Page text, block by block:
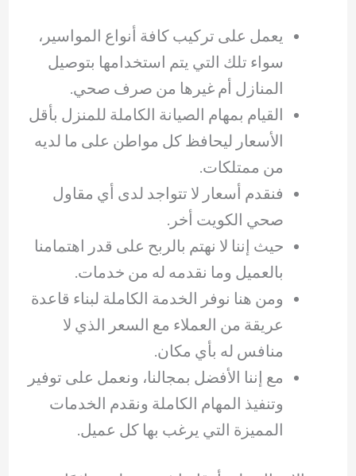
يعمل على تركيب كافة أنواع المواسير،
سواء تلك التي يتم استخدامها بتوصيل
المنازل أم غيرها من صرف صحي.
القيام بمهام الصيانة الكاملة للمنزل بأقل
الأسعار ليحافظ كل مواطن على ما لديه
من ممتلكات.
فنقدم أسعار لا تتواجد لدى أي مقاول
صحي الكويت أخر.
حيث إننا لا نهتم بالربح على قدر اهتمامنا
بالعميل وما نقدمه له من خدمات.
ومن هنا نوفر الخدمة الكاملة لبناء قاعدة
عريقة من العملاء مع السعر الذي لا
منافس له بأي مكان.
مع إننا الأفضل بمجالنا، ونعمل على توفير
وتنفيذ المهام الكاملة ونقدم الخدمات
المميزة التي يرغب بها كل عميل.